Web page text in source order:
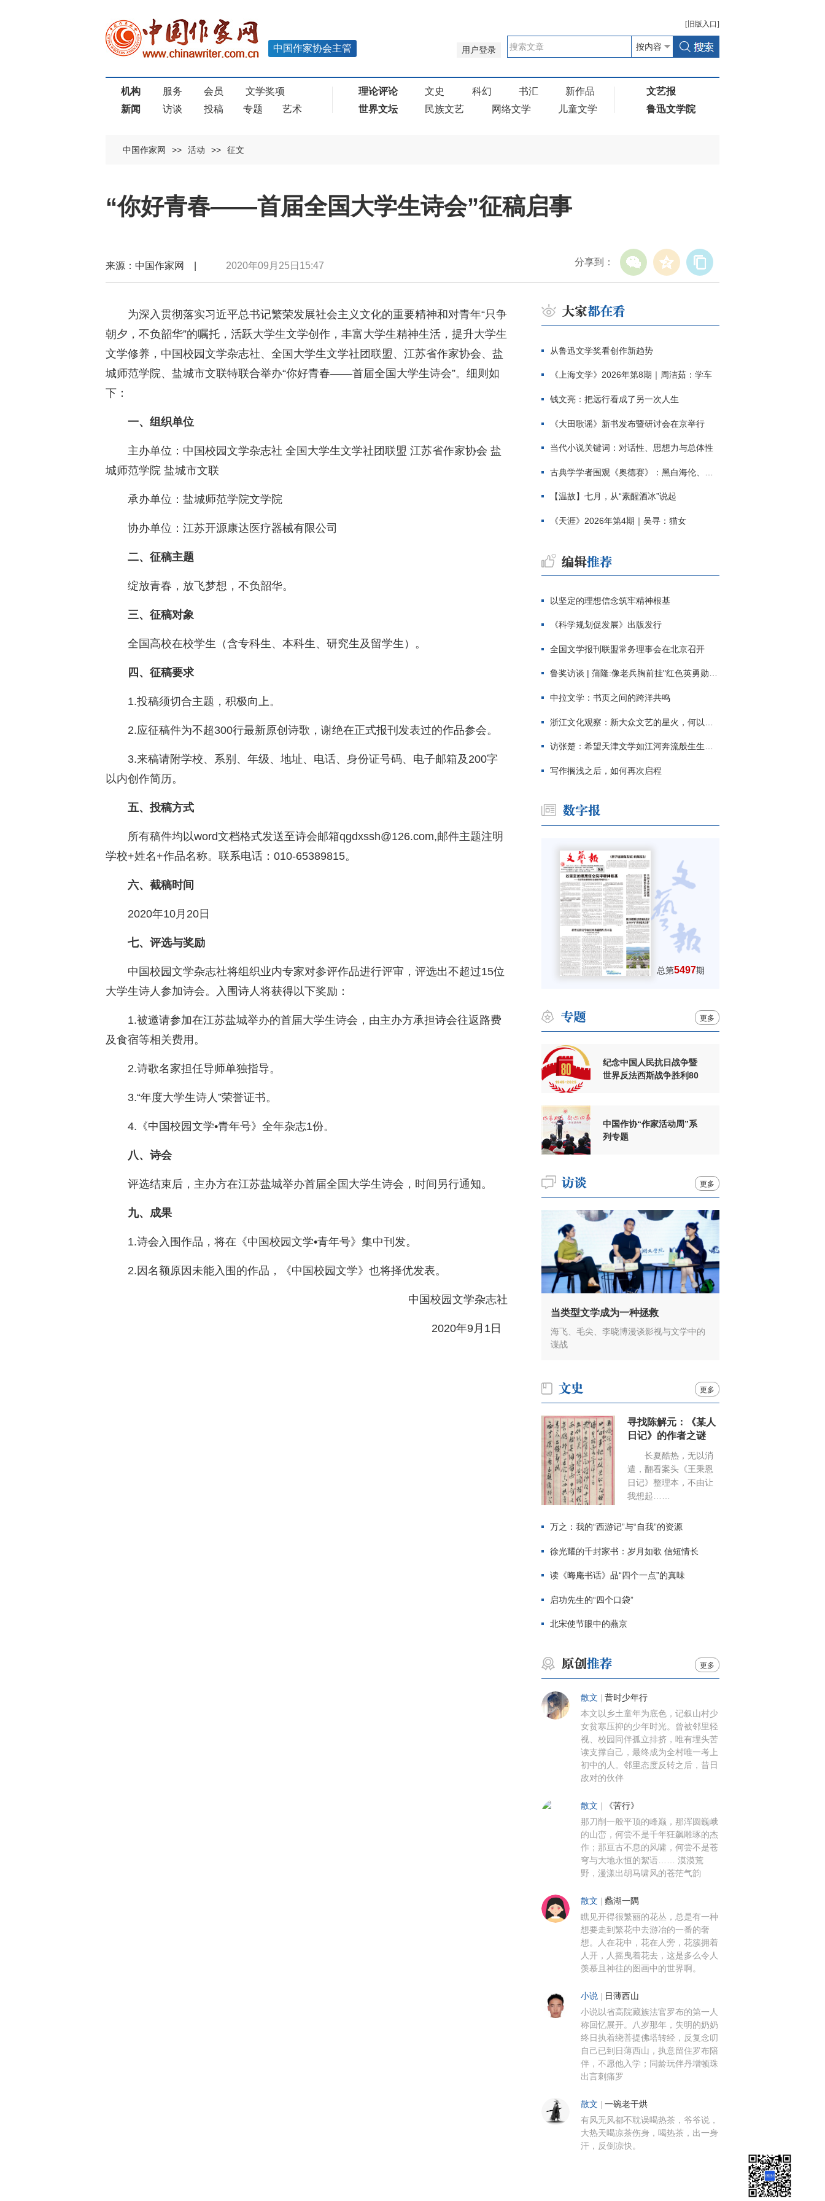
[ 旧版 入口]
用户登录
中国作家协会主管
机构 服务 会员
文学奖项
新闻
访谈 投稿 专题 艺术
理论评论 文史 科幻 书汇
新作品
世界文坛
民族文艺 网络文学 儿童文学
文艺报
鲁迅文学院
中国作家网 >> 活动 >> 征文
“你好青春——首届全国大学生诗会”征稿启事
分享到：
来源：中国作家网 | 2020年09月25日15:47
为深入贯彻落实习近平总书记繁荣发展社会主义文化的重要精神和对青年“只争
朝夕，不负韶华”的嘱托，活跃大学生文学创作，丰富大学生精神生活，提升大学生
文学修养，中国校园文学杂志社、全国大学生文学社团联盟、江苏省作家协会、盐
城师范学院、盐城市文联特联合举办“你好青春——首届全国大学生诗会”。细则如
下：
一、组织单位
主办单位：中国校园文学杂志社 全国大学生文学社团联盟 江苏省作家协会 盐
城师范学院 盐城市文联
承办单位：盐城师范学院文学院
协办单位：江苏开源康达医疗器械有限公司
二、征稿主题
绽放青春，放飞梦想，不负韶华。
三、征稿对象
全国高校在校学生（含专科生、本科生、研究生及留学生）。
四、征稿要求
1.投稿须切合主题，积极向上。
2.应征稿件为不超300行最新原创诗歌，谢绝在正式报刊发表过的作品参会。
3.来稿请附学校、系别、年级、地址、电话、身份证号码、电子邮箱及200字
以内创作简历。
五、投稿方式
所有稿件均以word文档格式发送至诗会邮箱qgdxssh@126.com,邮件主题注明
学校+姓名+作品名称。联系电话：010-65389815。
六、截稿时间
2020年10月20日
七、评选与奖励
中国校园文学杂志社将组织业内专家对参评作品进行评审，评选出不超过15位
大学生诗人参加诗会。入围诗人将获得以下奖励：
1.被邀请参加在江苏盐城举办的首届大学生诗会，由主办方承担诗会往返路费
及食宿等相关费用。
2.诗歌名家担任导师单独指导。
3.“年度大学生诗人”荣誉证书。
4.《中国校园文学•青年号》全年杂志1份。
八、诗会
评选结束后，主办方在江苏盐城举办首届全国大学生诗会，时间另行通知。
九、成果
1.诗会入围作品，将在《中国校园文学•青年号》集中刊发。
2.因名额原因未能入围的作品，《中国校园文学》也将择优发表。
中国校园文学杂志社
2020年9月1日
从鲁迅文学奖看创作新趋势
《上海文学》2026年第8期｜周洁茹：学车
钱文亮：把远行看成了另一次人生
《大田歌谣》新书发布暨研讨会在京举行
当代小说关键词：对话性、思想力与总体性
古典学学者围观《奥德赛》：黑白海伦、佩涅罗佩的别针与神秘入侵者
【温故】七月，从“素醒酒冰”说起
《天涯》2026年第4期｜吴寻：猫女
以坚定的理想信念筑牢精神根基
《科学规划促发展》出版发行
全国文学报刊联盟常务理事会在北京召开
鲁奖访谈 | 蒲隆:像老兵胸前挂"红色英勇勋章"
中拉文学：书页之间的跨洋共鸣
浙江文化观察：新大众文艺的星火，何以燎原？
访张楚：希望天津文学如江河奔流般生生不息
写作搁浅之后，如何再次启程
总第5497期
更多
纪念中国人民抗日战争暨
世界反法西斯战争胜利80
中国作协“作家活动周”系
列专题
更多
当类型文学成为一种拯救
海飞、毛尖、李晓博漫谈影视与文学中的
谍战
更多
寻找陈解元：《某人
日记》的作者之谜
长夏酷热，无以消
遣，翻看案头《王秉恩
日记》整理本，不由让
我想起……
万之：我的“西游记”与“自我”的资源
徐光耀的千封家书：岁月如歌 信短情长
读《晦庵书话》品“四个一点”的真味
启功先生的“四个口袋”
北宋使节眼中的燕京
更多
散文 昔时少年行
本文以乡土童年为底色，记叙山村少
女贫寒压抑的少年时光。曾被邻里轻
视、校园同伴孤立排挤，唯有埋头苦
读支撑自己，最终成为全村唯一考上
初中的人。邻里态度反转之后，昔日
敌对的伙伴
散文 《苦行》
那刀削一般平顶的峰巅，那浑圆巍峨
的山峦，何尝不是千年狂飙雕琢的杰
作；那亘古不息的风啸，何尝不是苍
穹与大地永恒的絮语…… 漠漠荒
野，漫漾出胡马啸风的苍茫气韵
散文 蠡湖一隅
瞧见开得很繁丽的花丛，总是有一种
想要走到繁花中去游冶的一番的奢
想。人在花中，花在人旁，花簇拥着
人开，人摇曳着花去，这是多么令人
羡慕且神往的图画中的世界啊。
小说 日薄西山
小说以省高院藏族法官罗布的第一人
称回忆展开。八岁那年，失明的奶奶
终日执着绕菩提佛塔转经，反复念叨
自己已到日薄西山，执意留住罗布陪
伴，不愿他入学；同龄玩伴丹增顿珠
出言刺痛罗
散文 一碗老干烘
有风无风都不耽误喝热茶，爷爷说，
大热天喝凉茶伤身，喝热茶，出一身
汗，反倒凉快。